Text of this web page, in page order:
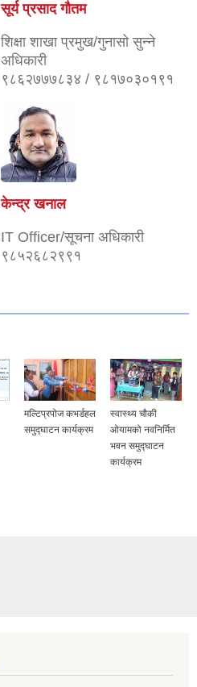
सूर्य प्रसाद गौतम
शिक्षा शाखा प्रमुख/गुनासो सुन्ने
अधिकारी
९८६२७७७८३४ / ९८१७०३०१९१
केन्द्र खनाल
IT Officer/सूचना अधिकारी
९८५२६८२९९१
मल्टिप्रपोज कभर्डहल
समुद्घाटन कार्यक्रम
स्वास्थ्य चौकी
ओयामको नवनिर्मित
भवन समुद्घाटन
कार्यक्रम